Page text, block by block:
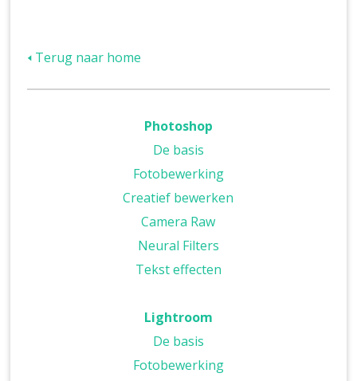
🢐 Terug naar home
Photoshop
De basis
Fotobewerking
Creatief bewerken
Camera Raw
Neural Filters
Tekst effecten
Lightroom
De basis
Fotobewerking